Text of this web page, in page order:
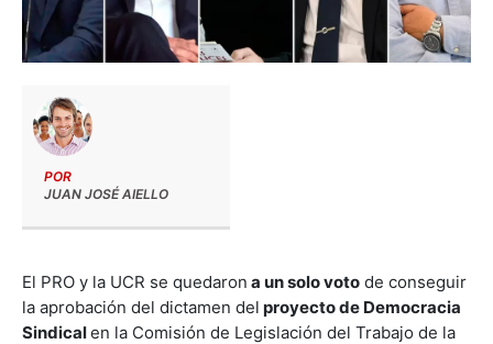
POR
JUAN JOSÉ AIELLO
El PRO y la UCR se quedaron a un solo voto de conseguir
la aprobación del dictamen del proyecto de Democracia
Sindicalen la Comisión de Legislación del Trabajo de la